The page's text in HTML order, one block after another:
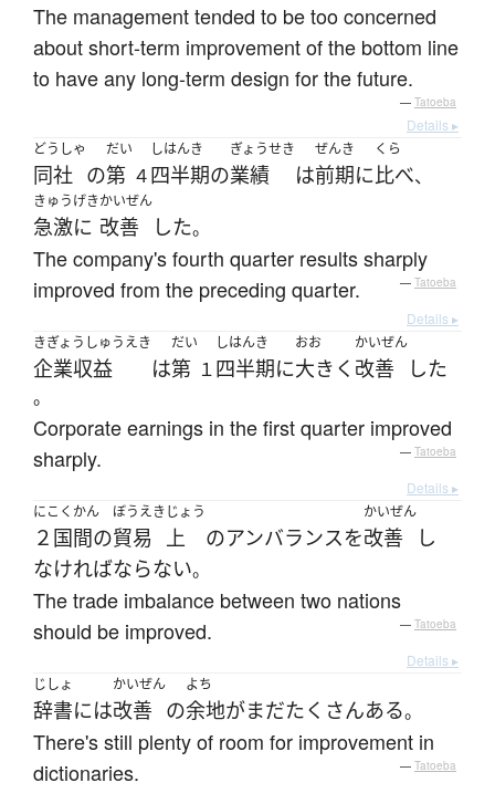
The management tended to be too concerned
about short-term improvement of the bottom line
to have any long-term design for the future.
— Tatoeba
Details ▸
どうしゃ
同社 の
だい
第 ４
しはんき
四半期の
ぎょうせき
業績 は
ぜんき
前期に
くら
比べ、
きゅうげき
急激に
かいぜん
改善 した。
The company's fourth quarter results sharply
improved from the preceding quarter.
— Tatoeba
Details ▸
きぎょうしゅうえき
企業収益 は
だい
第 １
しはんき
四半期に
おお
大きく
かいぜん
改善 した
。
Corporate earnings in the first quarter improved
sharply.
— Tatoeba
Details ▸
にこくかん
２国間の
ぼうえき
貿易
じょう
上 のアンバランスを
かいぜん
改善
し
なければならない。
The trade imbalance between two nations
should be improved.
— Tatoeba
Details ▸
じしょ
辞書には
かいぜん
改善 の
よち
余地がまだたくさんある。
There's still plenty of room for improvement in
dictionaries.
— Tatoeba